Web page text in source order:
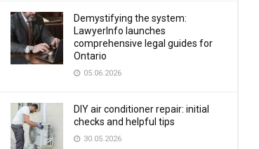
Demystifying the system:
LawyerInfo launches
comprehensive legal guides for
Ontario
05.06.2026
DIY air conditioner repair: initial
checks and helpful tips
30.05.2026